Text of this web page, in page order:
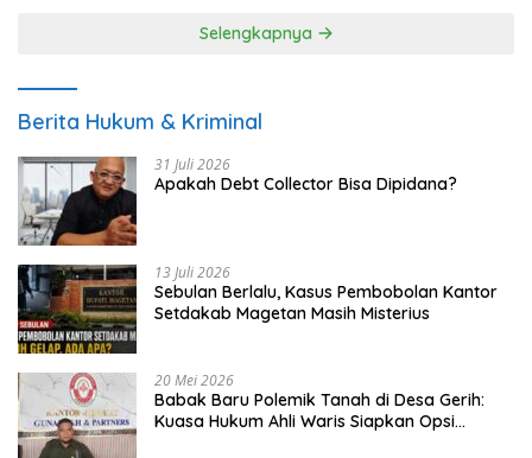
Selengkapnya
Berita Hukum & Kriminal
31 Juli 2026
Apakah Debt Collector Bisa Dipidana?
13 Juli 2026
Sebulan Berlalu, Kasus Pembobolan Kantor
Setdakab Magetan Masih Misterius
20 Mei 2026
Babak Baru Polemik Tanah di Desa Gerih:
Kuasa Hukum Ahli Waris Siapkan Opsi